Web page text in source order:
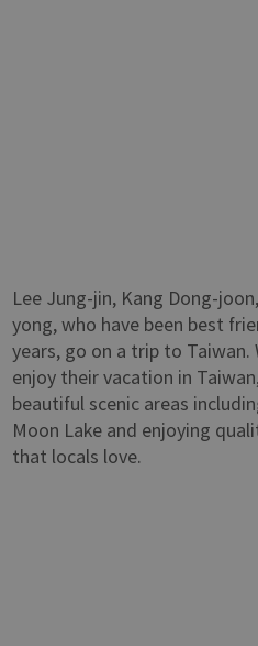
Lee Jung-jin, Kang Dong-
yong, who have been best
years, go on a trip to Taiwan.
enjoy their vacation in
beautiful scenic areas
Moon Lake and enjoying
that locals love.